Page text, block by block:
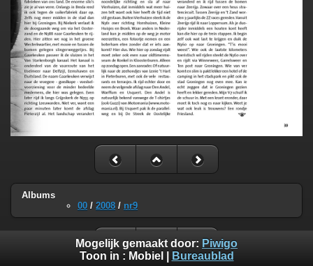
Albums
00 / 2008 / nr9
Mogelijk gemaakt door: Piwigo
Toon in : Mobiel Bureaublad